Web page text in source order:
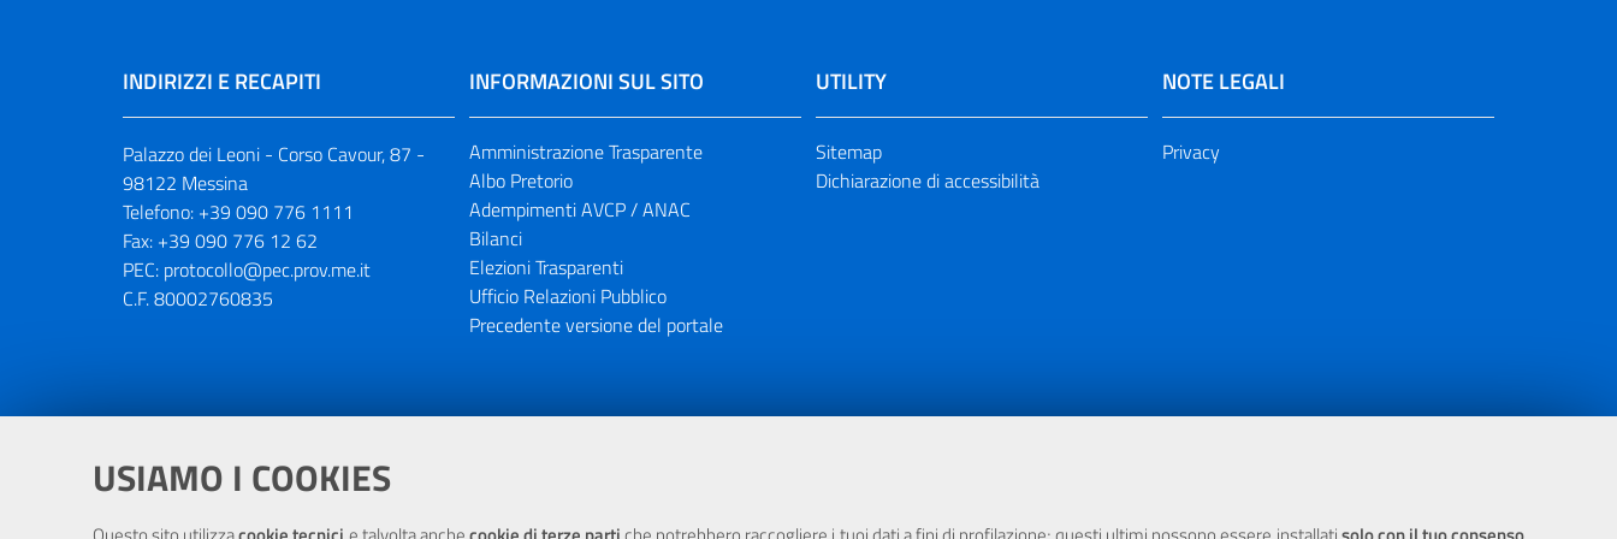
USIAMO I COOKIES
INDIRIZZI E RECAPITI
Palazzo dei Leoni - Corso Cavour, 87 -
98122 Messina
Telefono: +39 090 776 1111
Fax: +39 090 776 12 62
PEC: protocollo@pec.prov.me.it
C.F. 80002760835
INFORMAZIONI SUL SITO
Amministrazione Trasparente
Albo Pretorio
Adempimenti AVCP / ANAC
Bilanci
Elezioni Trasparenti
Ufficio Relazioni Pubblico
Precedente versione del portale
UTILITY
Sitemap
Dichiarazione di accessibilità
NOTE LEGALI
Privacy
Portale realizzato con la partecipazione finanziaria dell'Unione Europea tramite i fondi del POR Sicilia 2000/2006 Misura 6.05 - Fondo FESR